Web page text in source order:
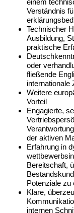
einem
Verständnis
Technischer
Ausbildung,
praktische
oder
fließende
internationale
Weitere
Vorteil
Engagierte,
der aktiven
Erfahrung in
Bereitschaft,
Potenziale zu
Klare,
internen